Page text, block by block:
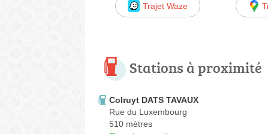
Trajet Waze
Stations à proximité
Colruyt DATS TAVAUX
Rue du Luxembourg
510 mètres